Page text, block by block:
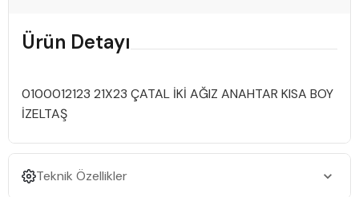
Ürün Detayı
0100012123 21X23 ÇATAL İKİ AĞIZ ANAHTAR KISA BOY
İZELTAŞ
Teknik Özellikler